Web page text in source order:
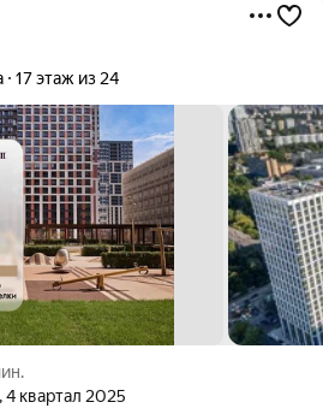
17 этаж из 24
, 4 квартал 2025